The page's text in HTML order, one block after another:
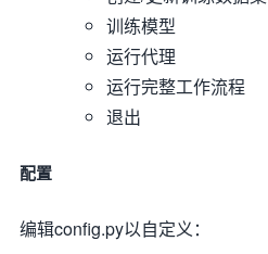
训练模型
运行代理
运行完整工作流程
退出
配置
编辑config.py以自定义：